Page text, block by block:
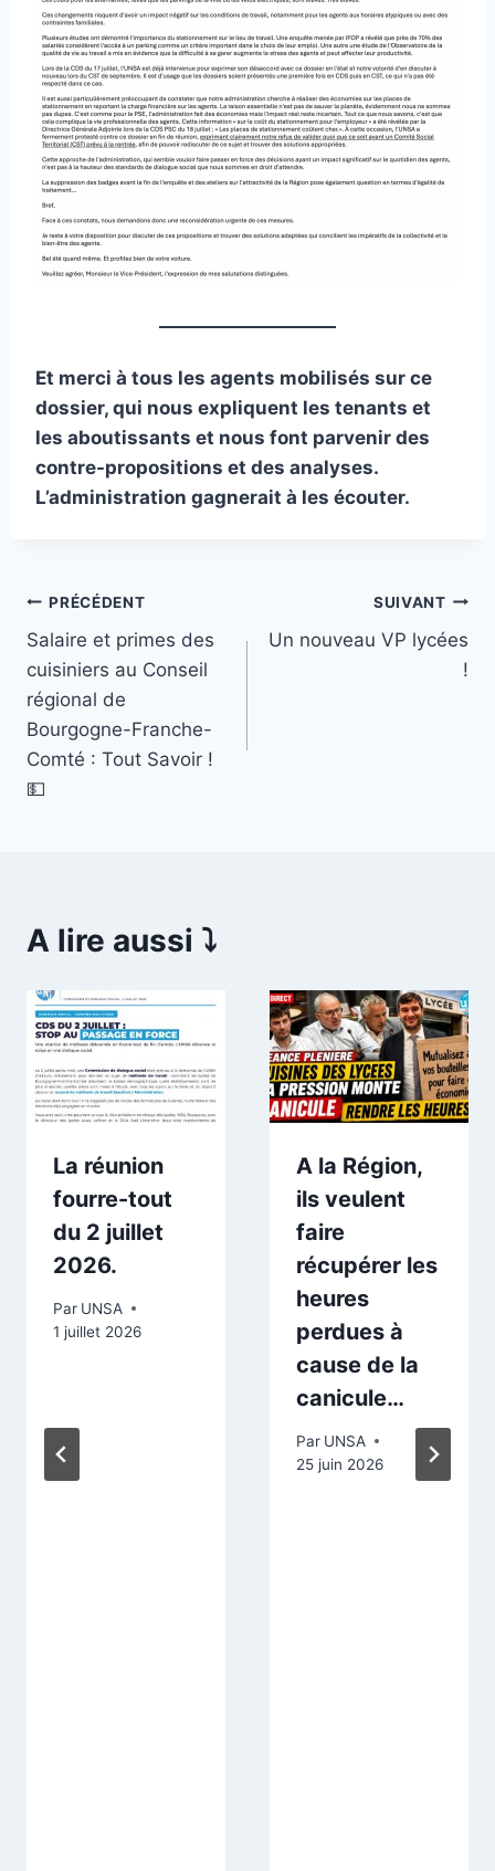
Et merci à tous les agents mobilisés sur ce
dossier, qui nous expliquent les tenants et
les aboutissants et nous font parvenir des
contre-propositions et des analyses.
L’administration gagnerait à les écouter.
Navigation
de
l’article
PRÉCÉDENT
Salaire et primes des
cuisiniers au Conseil
régional de
Bourgogne-Franche-
Comté : Tout Savoir !
💵
SUIVANT
Un nouveau VP lycées
!
A lire aussi ⤵️
La réunion
fourre-tout
du 2 juillet
2026.
Par UNSA
1 juillet 2026
A la Région,
ils veulent
faire
récupérer les
heures
perdues à
cause de la
canicule…
Par UNSA
25 juin 2026